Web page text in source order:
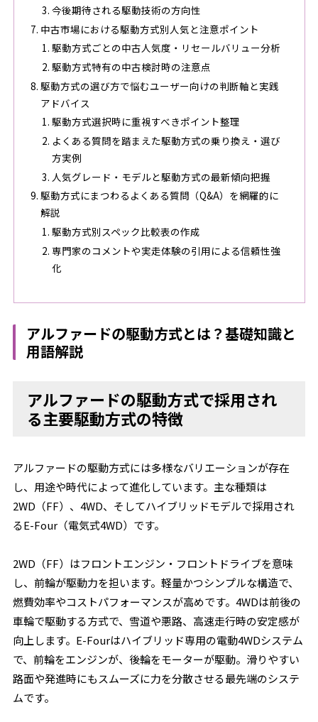
今後期待される駆動技術の方向性
中古市場における駆動方式別人気と注意ポイント
駆動方式ごとの中古人気度・リセールバリュー分析
駆動方式特有の中古検討時の注意点
駆動方式の選び方で悩むユーザー向けの判断軸と実践
アドバイス
駆動方式選択時に重視すべきポイント整理
よくある質問を踏まえた駆動方式の乗り換え・選び
方実例
人気グレード・モデルと駆動方式の最新傾向把握
駆動方式にまつわるよくある質問（Q&A）を網羅的に
解説
駆動方式別スペック比較表の作成
専門家のコメントや実走体験の引用による信頼性強
化
アルファードの駆動方式とは？基礎知識と
用語解説
アルファードの駆動方式で採用され
る主要駆動方式の特徴
アルファードの駆動方式には多様なバリエーションが存在
し、用途や時代によって進化しています。主な種類は
2WD（FF）、4WD、そしてハイブリッドモデルで採用され
るE-Four（電気式4WD）です。
2WD（FF）はフロントエンジン・フロントドライブを意味
し、前輪が駆動力を担います。軽量かつシンプルな構造で、
燃費効率やコストパフォーマンスが高めです。4WDは前後の
車輪で駆動する方式で、雪道や悪路、高速走行時の安定感が
向上します。E-Fourはハイブリッド専用の電動4WDシステム
で、前輪をエンジンが、後輪をモーターが駆動。滑りやすい
路面や発進時にもスムーズに力を分散させる最先端のシステ
ムです。